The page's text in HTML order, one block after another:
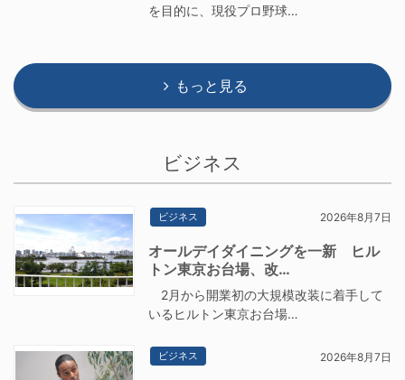
を目的に、現役プロ野球…
もっと見る
ビジネス
ビジネス 2026年8月7日
オールデイダイニングを一新 ヒル
トン東京お台場、改…
2月から開業初の大規模改装に着手して
いるヒルトン東京お台場…
ビジネス 2026年8月7日